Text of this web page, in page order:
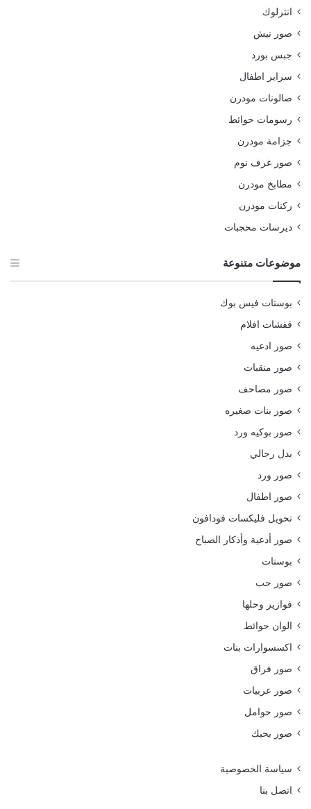
انترلوك
صور نيش
جبس بورد
سراير اطفال
صالونات مودرن
رسومات حوائط
جزامة مودرن
صور غرف نوم
مطابخ مودرن
ركنات مودرن
ديرسات محجبات
موضوعات متنوعة
بوستات فيس بوك
قفشات افلام
صور ادعيه
صور منقبات
صور مصاحف
صور بنات صغيره
صور بوكيه ورد
بدل رجالي
صور ورد
صور اطفال
تحويل فليكسات فودافون
صور أدعية وأذكار الصباح
بوستات
صور حب
فوازير وحلها
الوان حوائط
اكسسوارات بنات
صور فراق
صور عربيات
صور حوامل
صور بحبك
سياسة الخصوصية
اتصل بنا